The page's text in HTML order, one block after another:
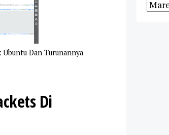
Dan Turunannya
Di